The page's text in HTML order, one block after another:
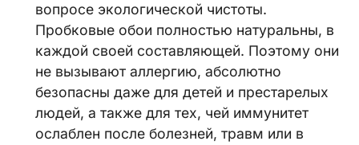
вопросе экологической чистоты.
Пробковые обои полностью натуральны, в
каждой своей составляющей. Поэтому они
не вызывают аллергию, абсолютно
безопасны даже для детей и престарелых
людей, а также для тех, чей иммунитет
ослаблен после болезней, травм или в